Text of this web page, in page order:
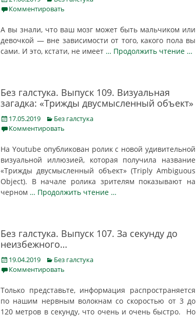
onКомментировать
А вы знали, что ваш мозг может быть мальчиком или
девочкой — вне зависимости от того, какого пола вы
сами. И это, кстати, не имеет … Продолжить чтение …
Без галстука. Выпуск 109. Визуальная
загадка: «Трижды двусмысленный объект»
Posted
on
17.05.2019 Categories
Без галстука
Комментировать
На Youtube опубликован ролик с новой удивительной
визуальной иллюзией, которая получила название
«Трижды двусмысленный объект» (Triply Ambiguous
Object). В начале ролика зрителям показывают на
черном … Продолжить чтение …
Без галстука. Выпуск 107. За секунду до
неизбежного…
Posted
on
19.04.2019 Categories
Без галстука
Комментировать
Только представьте, информация распространяется
по нашим нервным волокнам со скоростью от 3 до
120 метров в секунду, что очень и очень быстро. Но